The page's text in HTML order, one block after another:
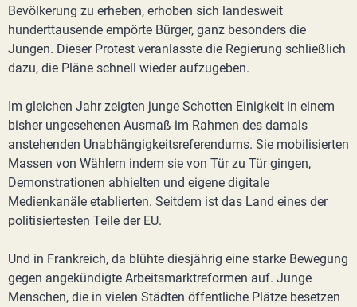
Bevölkerung zu erheben, erhoben sich landesweit
hunderttausende empörte Bürger, ganz besonders die
Jungen. Dieser Protest veranlasste die Regierung schließlich
dazu, die Pläne schnell wieder aufzugeben.
Im gleichen Jahr zeigten junge Schotten Einigkeit in einem
bisher ungesehenen Ausmaß im Rahmen des damals
anstehenden Unabhängigkeitsreferendums. Sie mobilisierten
Massen von Wählern indem sie von Tür zu Tür gingen,
Demonstrationen abhielten und eigene digitale
Medienkanäle etablierten. Seitdem ist das Land eines der
politisiertesten Teile der EU.
Und in Frankreich, da blühte diesjährig eine starke Bewegung
gegen angekündigte Arbeitsmarktreformen auf. Junge
Menschen, die in vielen Städten öffentliche Plätze besetzen